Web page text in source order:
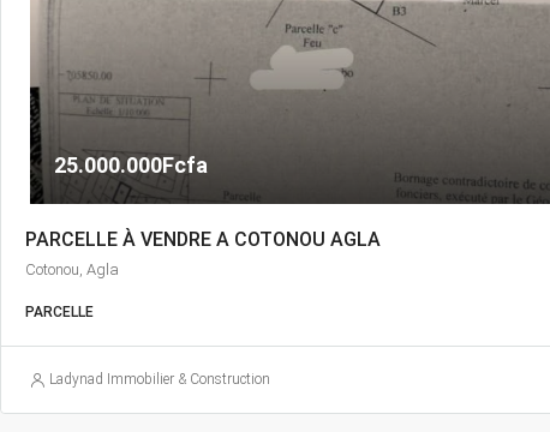
25.000.000Fcfa
PARCELLE À VENDRE A COTONOU AGLA
Cotonou, Agla
PARCELLE
Ladynad Immobilier & Construction